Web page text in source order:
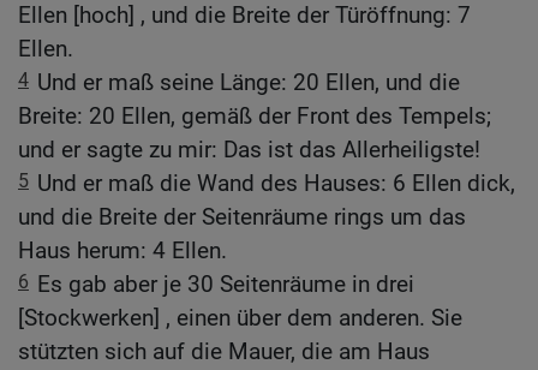
Ellen [hoch] , und die Breite der Türöffnung: 7
Ellen.
4 Und er maß seine Länge: 20 Ellen, und die
Breite: 20 Ellen, gemäß der Front des Tempels;
und er sagte zu mir: Das ist das Allerheiligste!
5 Und er maß die Wand des Hauses: 6 Ellen dick,
und die Breite der Seitenräume rings um das
Haus herum: 4 Ellen.
6 Es gab aber je 30 Seitenräume in drei
[Stockwerken] , einen über dem anderen. Sie
stützten sich auf die Mauer, die am Haus